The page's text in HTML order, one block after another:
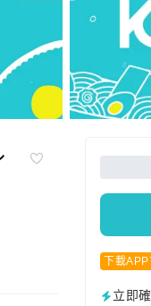
下載
立即